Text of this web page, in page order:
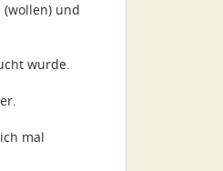
und
wurde.
mal